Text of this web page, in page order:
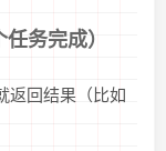
务完成）
返回结果（比如